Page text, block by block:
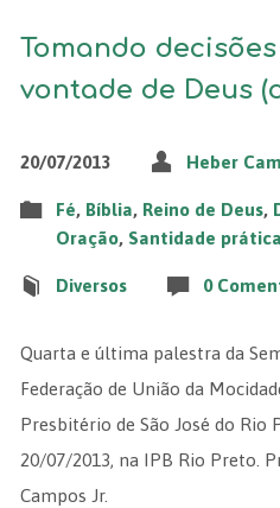
Tomando
vontade de Deus
20/07/2013 Heber
Fé, Bíblia, Reino de Deus,
Oração, Santidade prática
Diversos 0
Quarta e última palestra da
Federação de União da
Presbitério de São José do Rio
20/07/2013, na IPB Rio Preto.
Campos Jr.